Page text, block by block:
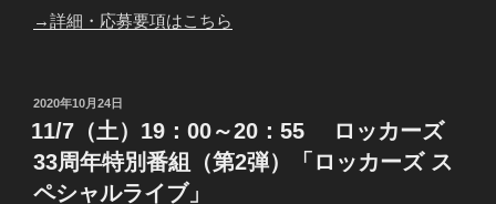
→詳細・応募要項はこちら
投
稿
日:
2020年10月24日
11/7（土）19：00～20：55 ロッカーズ
33周年特別番組（第2弾）「ロッカーズ ス
ペシャルライブ」